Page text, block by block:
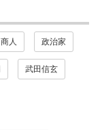
商人 政治家
武田信玄